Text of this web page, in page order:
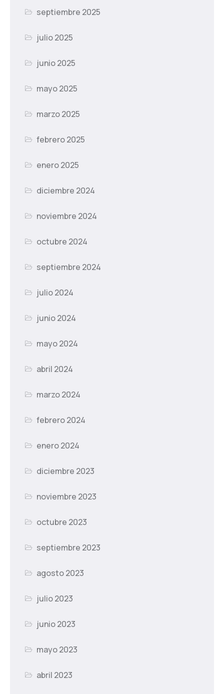
septiembre 2025
julio 2025
junio 2025
mayo 2025
marzo 2025
febrero 2025
enero 2025
diciembre 2024
noviembre 2024
octubre 2024
septiembre 2024
julio 2024
junio 2024
mayo 2024
abril 2024
marzo 2024
febrero 2024
enero 2024
diciembre 2023
noviembre 2023
octubre 2023
septiembre 2023
agosto 2023
julio 2023
junio 2023
mayo 2023
abril 2023